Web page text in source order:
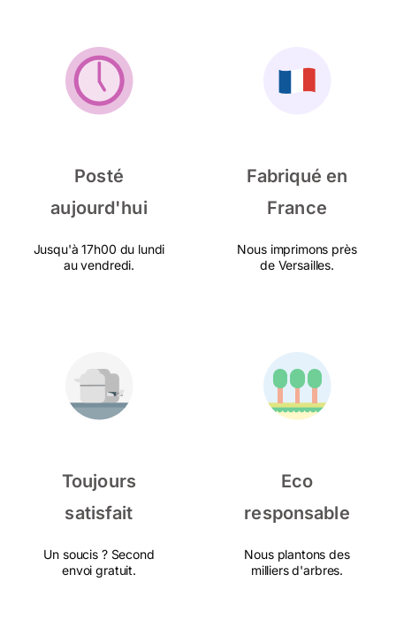
Posté
aujourd'hui
Jusqu'à 17h00 du lundi
au vendredi.
Fabriqué en
France
Nous imprimons près
de Versailles.
Toujours
satisfait
Un soucis ? Second
envoi gratuit.
Eco
responsable
Nous plantons des
milliers d'arbres.